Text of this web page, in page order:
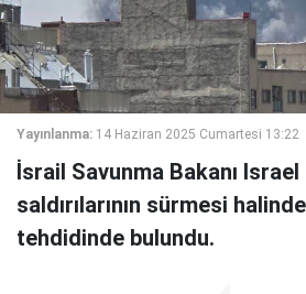
Yayınlanma: 14 Haziran 2025 Cumartesi 13:22
İsrail Savunma Bakanı
saldırılarının sürmesi
tehdidinde bulundu.